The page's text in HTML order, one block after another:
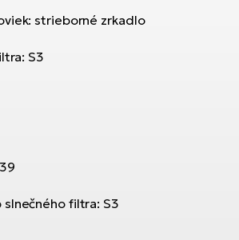
strieborné zrkadlo
S3
filtra: S3